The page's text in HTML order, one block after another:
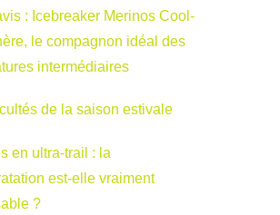
: Icebreaker Merinos Cool-
le compagnon idéal des
intermédiaires
de la saison estivale
en ultra-trail : la
est-elle vraiment
?